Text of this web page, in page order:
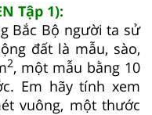
Tập 1):
Bắc Bộ người ta sử
đất là mẫu, sào,
2, một mẫu bằng 10
Em hãy tính xem
vuông, một thước